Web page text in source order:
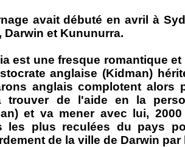
avait débuté en avril à
Darwin et Kununurra.
est une fresque romantique
anglaise (Kidman)
anglais complotent alors
trouver de l'aide en la
et va mener avec lui,
les plus reculées du pays
de la ville de Darwin